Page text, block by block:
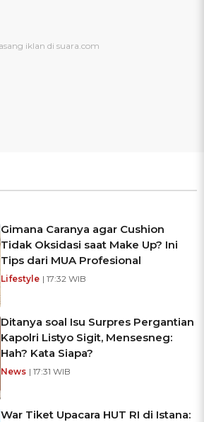
Gimana Caranya agar Cushion
Tidak Oksidasi saat Make Up? Ini
Tips dari MUA Profesional
Lifestyle | 17:32 WIB
Ditanya soal Isu Surpres Pergantian
Kapolri Listyo Sigit, Mensesneg:
Hah? Kata Siapa?
News | 17:31 WIB
War Tiket Upacara HUT RI di Istana: